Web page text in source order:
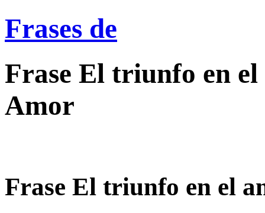
Frases de
Frase El triunfo en el
Amor
Frase El triunfo en el